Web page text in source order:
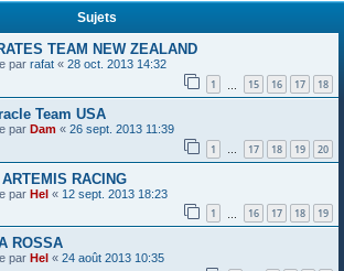
Sujets
TEAM NEW ZEALAND
par rafat « 28 oct. 2013 14:32
1 15 16 17 18
Team USA
par Dam « 26 sept. 2013 11:39
1 … 17 18 19 20
RACING
par Hel « 12 sept. 2013 18:23
1 16 17 18 19
ROSSA
par Hel « 24 août 2013 10:35